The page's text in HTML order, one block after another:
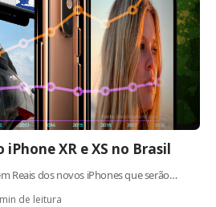
XR e XS no Brasil
Reais dos novos iPhones que serão…
de leitura